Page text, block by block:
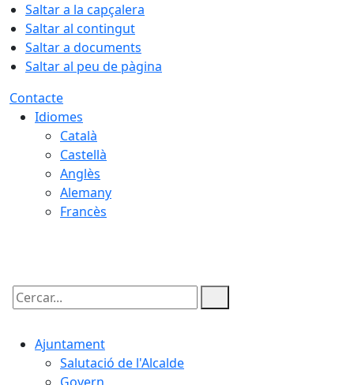
Saltar a la capçalera
Saltar al contingut
Saltar a documents
Saltar al peu de pàgina
Contacte
Idiomes
Català
Castellà
Anglès
Alemany
Francès
Cercar:
Ajuntament
Salutació de l'Alcalde